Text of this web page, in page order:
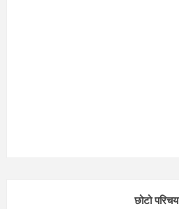
छोटो परिचय